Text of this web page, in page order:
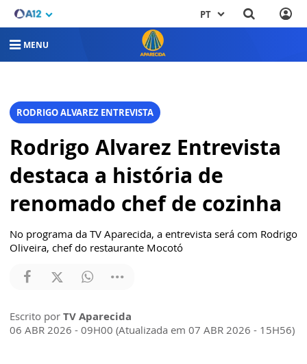
PT
MENU
RODRIGO ALVAREZ ENTREVISTA
Rodrigo Alvarez Entrevista
destaca a história de
renomado chef de cozinha
No programa da TV Aparecida, a entrevista será com Rodrigo
Oliveira, chef do restaurante Mocotó
Escrito por TV Aparecida
06 ABR 2026 - 09H00 (Atualizada em 07 ABR 2026 - 15H56)